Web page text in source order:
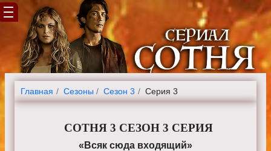
Главная Cезоны Сезон 3 Серия 3
СОТНЯ 3 СЕЗОН 3 СЕРИЯ
«Всяк сюда входящий»